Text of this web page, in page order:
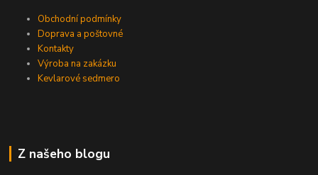
Obchodní podmínky
Doprava a poštovné
Kontakty
Výroba na zakázku
Kevlarové sedmero
Z našeho blogu